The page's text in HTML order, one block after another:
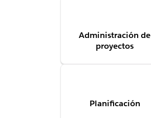
Administración de
proyectos
Planificación